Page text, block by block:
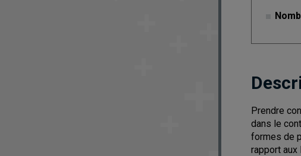
Prendre
dans le
formes de
rapport aux